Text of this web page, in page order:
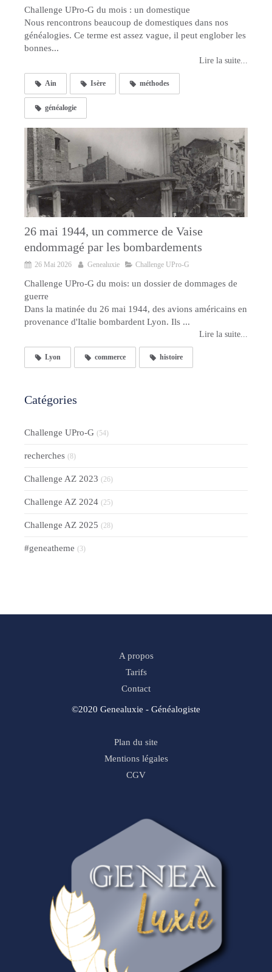
Challenge UPro-G du mois : un domestique
Nous rencontrons beaucoup de domestiques dans nos
généalogies. Ce terme est assez vague, il peut englober les
bonnes...
Lire la suite...
Ain Isère méthodes
généalogie
26 mai 1944, un commerce de Vaise
endommagé par les bombardements
26 Mai 2026 Genealuxie Challenge UPro-G
Challenge UPro-G du mois: un dossier de dommages de
guerre
Dans la matinée du 26 mai 1944, des avions américains en
provenance d'Italie bombardent Lyon. Ils ...
Lire la suite...
Lyon commerce histoire
Catégories
Challenge UPro-G (54)
recherches (8)
Challenge AZ 2023 (26)
Challenge AZ 2024 (25)
Challenge AZ 2025 (28)
#geneatheme (3)
A propos
Tarifs
Contact
©2020 Genealuxie - Généalogiste
Plan du site
Mentions légales
CGV